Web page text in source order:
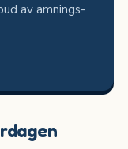
av amnings-